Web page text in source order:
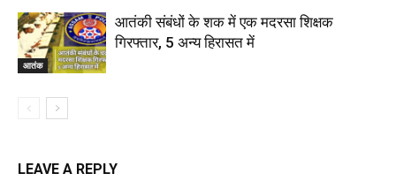
आतंक
आतंकी संबंधों के शक में एक मदरसा शिक्षक
गिरफ्तार, 5 अन्य हिरासत में
LEAVE A REPLY